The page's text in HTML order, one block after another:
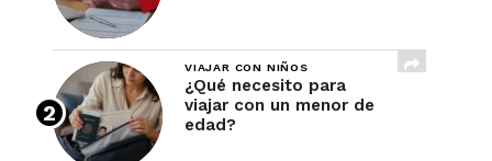
VIAJAR CON NIÑOS
¿Qué necesito para
viajar con un menor de
edad?